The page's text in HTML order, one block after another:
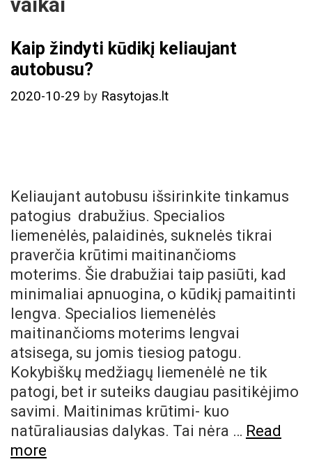
Kaip žindyti kūdikį keliaujant
autobusu?
2020-10-29 by Rasytojas.lt
Keliaujant autobusu išsirinkite tinkamus
patogius drabužius. Specialios
liemenėlės, palaidinės, suknelės tikrai
praverčia krūtimi maitinančioms
moterims. Šie drabužiai taip pasiūti, kad
minimaliai apnuogina, o kūdikį pamaitinti
lengva. Specialios liemenėlės
maitinančioms moterims lengvai
atsisega, su jomis tiesiog patogu.
Kokybiškų medžiagų liemenėlė ne tik
patogi, bet ir suteiks daugiau pasitikėjimo
savimi. Maitinimas krūtimi- kuo
natūraliausias dalykas. Tai nėra … Read
more